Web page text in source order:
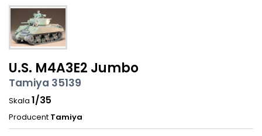
U.S. M4A3E2 Jumbo
Tamiya 35139
Skala 1/35
Producent Tamiya